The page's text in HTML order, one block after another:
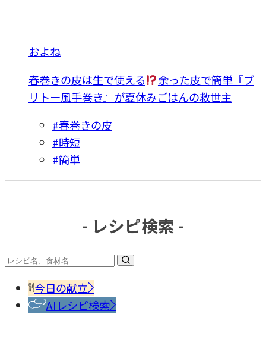
およね
春巻きの皮は生で使える
余った皮で簡単『ブ
リトー風手巻き』が夏休みごはんの救世主
#春巻きの皮
#時短
#簡単
- レシピ検索 -
今日の献立
AIレシピ検索